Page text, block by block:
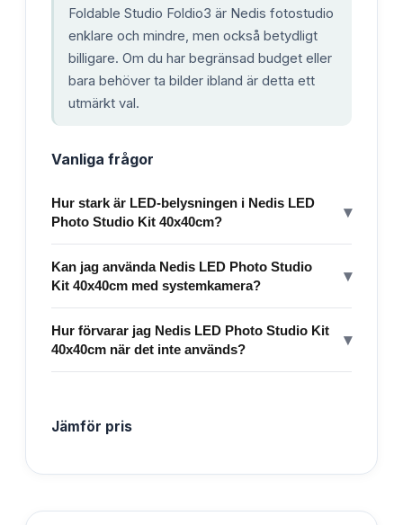
Foldable Studio Foldio3 är Nedis fotostudio
enklare och mindre, men också betydligt
billigare. Om du har begränsad budget eller
bara behöver ta bilder ibland är detta ett
utmärkt val.
Vanliga frågor
Hur stark är LED-belysningen i Nedis LED
Photo Studio Kit 40x40cm?
▾
Kan jag använda Nedis LED Photo Studio
Kit 40x40cm med systemkamera?
▾
Hur förvarar jag Nedis LED Photo Studio Kit
40x40cm när det inte används?
▾
Jämför pris